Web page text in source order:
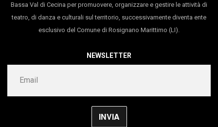
Pluto
Bassa Val di Cecina per promuovere, organizzare e gestire le attività di
teatro, di danza e culturali sul territorio, successivamente diventa ente
esclusivo del Comune di Rosignano Marittimo (LI).
NEWSLETTER